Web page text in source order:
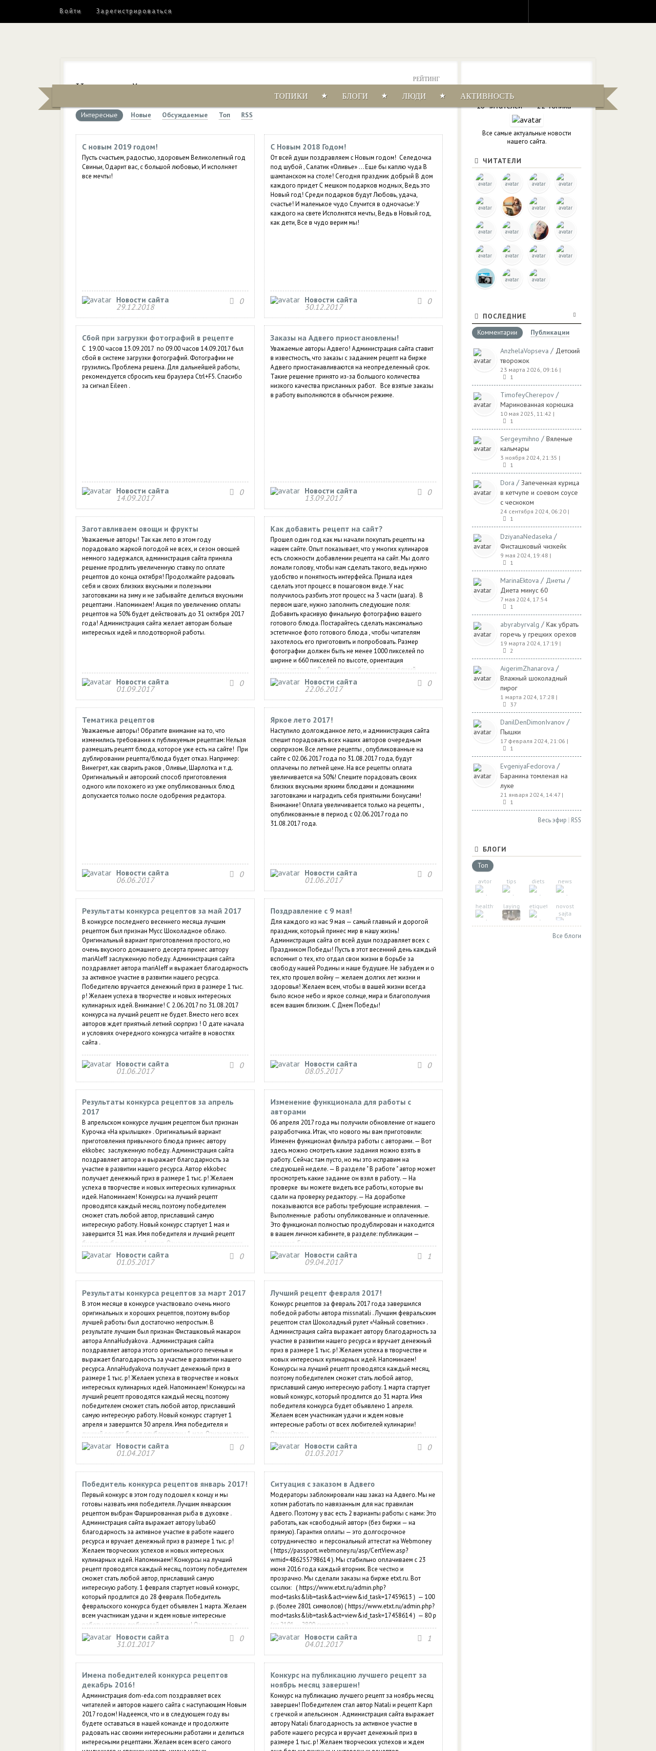
Войти Зарегистрироваться
ТОПИКИ БЛОГИ ЛЮДИ АКТИВНОСТЬ
РЕЙТИНГ
0.00
Новости сайта
Интересные Новые Обсуждаемые Топ RSS
С новым 2019 годом!
Пусть счастьем, радостью, здоровьем Великолепный год
Свиньи, Одарит вас, с большой любовью, И исполняет
все мечты!
Новости сайта
29.12.2018
0
С Новым 2018 Годом!
От всей души поздравляем с Новым годом! Селедочка
под шубой , Салатик «Оливье» ... Еще бы каплю чуда В
шампанском на столе! Сегодня праздник добрый В дом
каждого придет С мешком подарков модных, Ведь это
Новый год! Среди подарков будут Любовь, удача,
счастье! И маленькое чудо Случится в одночасье: У
каждого на свете Исполнятся мечты, Ведь в Новый год,
как дети, Все в чудо верим мы!
Новости сайта
30.12.2017
0
Сбой при загрузки фотографий в рецепте
С 19.00 часов 13.09.2017 по 09.00 часов 14.09.2017 был
сбой в системе загрузки фотографий. Фотографии не
грузились. Проблема решена. Для дальнейшей работы,
рекомендуется сбросить кеш браузера Ctrl+F5. Спасибо
за сигнал Eileen .
Новости сайта
14.09.2017
0
Заказы на Адвего приостановлены!
Уважаемые авторы Адвего! Администрация сайта ставит
в известность, что заказы с заданием рецепт на бирже
Адвего приостанавливаются на неопределенный срок.
Такие решение принято из-за большого количества
низкого качества присланных работ. Все взятые заказы
в работу выполняются в обычном режиме.
Новости сайта
13.09.2017
0
Заготавливаем овощи и фрукты
Уважаемые авторы! Так как лето в этом году
порадовало жаркой погодой не всех, и сезон овощей
немного задержался, администрация сайта приняла
решение продлить увеличенную ставку по оплате
рецептов до конца октября! Продолжайте радовать
себя и своих близких вкусными и полезными
заготовками на зиму и не забывайте делиться вкусными
рецептами . Напоминаем! Акция по увеличению оплаты
рецептов на 50% будет действовать до 31 октября 2017
года! Администрация сайта желает авторам больше
интересных идей и плодотворной работы.
Новости сайта
01.09.2017
0
Как добавить рецепт на сайт?
Прошел один год как мы начали покупать рецепты на
нашем сайте. Опыт показывает, что у многих кулинаров
есть сложности добавлении рецепта на сайт. Мы долго
ломали голову, чтобы нам сделать такого, ведь нужно
удобство и понятность интерфейса. Пришла идея
сделать этот процесс в пошаговом виде. У нас
получилось разбить этот процесс на 3 части (шага). В
первом шаге, нужно заполнить следующие поля:
Добавить красивую финальную фотографию вашего
готового блюда. Постарайтесь сделать максимально
эстетичное фото готового блюда , чтобы читателям
захотелось его приготовить и попробовать. Размер
фотографии должен быть не менее 1000 пикселей по
ширине и 660 пикселей по высоте, ориентация
горизонтальная Выберите наиболее подходящий
раздел для вашего рецепта, чтобы читателю было легко
его найти. Придумайте интересное название рецепта ,
Новости сайта
22.06.2017
0
Тематика рецептов
Уважаемые авторы! Обратите внимание на то, что
изменились требования к публикуемым рецептам: Нельзя
размещать рецепт блюда, которое уже есть на сайте! При
дублировании рецепта/блюда будет отказ. Например:
Винегрет, как сварить раков , Оливье, Шарлотка и т.д.
Оригинальный и авторский способ приготовления
одного или похожего из уже опубликованных блюд
допускается только после одобрения редактора.
Новости сайта
06.06.2017
0
Яркое лето 2017!
Наступило долгожданное лето, и администрация сайта
спешит порадовать всех наших авторов очередным
сюрпризом. Все летние рецепты , опубликованные на
сайте с 02.06.2017 года по 31.08.2017 года, будут
оплачены по летней цене. На все рецепты оплата
увеличивается на 50%! Спешите порадовать своих
близких вкусными яркими блюдами и домашними
заготовками и наградить себя приятными бонусами!
Внимание! Оплата увеличивается только на рецепты ,
опубликованные в период с 02.06.2017 года по
31.08.2017 года.
Новости сайта
01.06.2017
0
Результаты конкурса рецептов за май 2017
В конкурсе последнего весеннего месяца лучшим
рецептом был признан Мусс Шоколадное облако.
Оригинальный вариант приготовления простого, но
очень вкусного домашнего десерта принес автору
mariAleff заслуженную победу. Администрация сайта
поздравляет автора mariAleff и выражает благодарность
за активное участие в развитии нашего ресурса.
Победителю вручается денежный приз в размере 1 тыс.
р! Желаем успеха в творчестве и новых интересных
кулинарных идей. Внимание! С 2.06.2017 по 31.08.2017
конкурса на лучший рецепт не будет. Вместо него всех
авторов ждет приятный летний сюрприз ! О дате начала
и условиях очередного конкурса читайте в новостях
сайта .
Новости сайта
01.06.2017
0
Поздравление с 9 мая!
Для каждого из нас 9 мая — самый главный и дорогой
праздник, который принес мир в нашу жизнь!
Администрация сайта от всей души поздравляет всех с
Праздником Победы! Пусть в этот весенний день каждый
вспомнит о тех, кто отдал свои жизни в борьбе за
свободу нашей Родины и наше будущее. Не забудем и о
тех, кто прошел войну — желаем долгих лет жизни и
здоровья! Желаем всем, чтобы в вашей жизни всегда
было ясное небо и яркое солнце, мира и благополучия
всем вашим близким. С Днем Победы!
Новости сайта
08.05.2017
0
Результаты конкурса рецептов за апрель
2017
В апрельском конкурсе лучшим рецептом был признан
Курочка «На крылышке» . Оригинальный вариант
приготовления привычного блюда принес автору
ekkobec заслуженную победу. Администрация сайта
поздравляет автора и выражает благодарность за
участие в развитии нашего ресурса. Автор ekkobec
получает денежный приз в размере 1 тыс. р! Желаем
успеха в творчестве и новых интересных кулинарных
идей. Напоминаем! Конкурсы на лучший рецепт
проводятся каждый месяц, поэтому победителем
сможет стать любой автор, приславший самую
интересную работу. Новый конкурс стартует 1 мая и
завершится 31 мая. Имя победителя и лучший рецепт
будут опубликованы 1 июня. Ознакомьтесь с условиями
участия в нашем конкурсе.
Новости сайта
01.05.2017
0
Изменение функционала для работы с
авторами
06 апреля 2017 года мы получили обновление от нашего
разработчика. Итак, что нового мы вам приготовили:
Изменен функционал фильтра работы с авторами. — Вот
здесь можно смотреть какие задания можно взять в
работу. Сейчас там пусто, но мы это исправим на
следующей неделе. — В разделе " В работе " автор может
просмотреть какие задание он взял в работу. — На
проверке вы можете видеть все работы, которые вы
сдали на проверку редактору. — На доработке
показываются все работы требующие исправления. —
Выполненные работы опубликованные и оплаченные.
Это функционал полностью продублирован и находится
в вашем личном кабинете, в разделе: публикации —
задания. Если вы хотите постоянно получать
информацию о новом задании, то можно на него
подписаться в личном кабинете в разделе Настройки
сайта Исправление багов. Для просмотра всего
функционала нужно...
Новости сайта
09.04.2017
1
Результаты конкурса рецептов за март 2017
В этом месяце в конкурсе участвовало очень много
оригинальных и хороших рецептов, поэтому выбор
лучшей работы был достаточно непростым. В
результате лучшим был признан Фисташковый макарон
автора AnnaHudyakova . Администрация сайта
поздравляет автора этого оригинального печенья и
выражает благодарность за участие в развитии нашего
ресурса. AnnaHudyakova получает денежный приз в
размере 1 тыс. р! Желаем успеха в творчестве и новых
интересных кулинарных идей. Напоминаем! Конкурсы на
лучший рецепт проводятся каждый месяц, поэтому
победителем сможет стать любой автор, приславший
самую интересную работу. Новый конкурс стартует 1
апреля и завершится 30 апреля. Имя победителя и
лучший рецепт будут опубликованы 1 мая. Ознакомьтесь
с условиями участия в нашем конкурсе.
Новости сайта
01.04.2017
0
Лучший рецепт февраля 2017!
Конкурс рецептов за февраль 2017 года завершился
победой работы автора missnatali . Лучшим февральским
рецептом стал Шоколадный рулет «Чайный советник» .
Администрация сайта выражает автору благодарность за
участие в развитии нашего ресурса и вручает денежный
приз в размере 1 тыс. р! Желаем успеха в творчестве и
новых интересных кулинарных идей. Напоминаем!
Конкурсы на лучший рецепт проводятся каждый месяц,
поэтому победителем сможет стать любой автор,
приславший самую интересную работу. 1 марта стартует
новый конкурс, который продлится до 31 марта. Имя
победителя конкурса будет объявлено 1 апреля.
Желаем всем участникам удачи и ждем новые
интересные работы от всех любителей кулинарии!
Ознакомьтесь с условиями участия в нашем конкурсе.
Новости сайта
01.03.2017
0
Победитель конкурса рецептов январь 2017!
Первый конкурс в этом году подошел к концу и мы
готовы назвать имя победителя. Лучшим январским
рецептом выбран Фаршированная рыба в духовке .
Администрация сайта выражает автору luba60
благодарность за активное участие в работе нашего
ресурса и вручает денежный приз в размере 1 тыс. р!
Желаем творческих успехов и новых интересных
кулинарных идей. Напоминаем! Конкурсы на лучший
рецепт проводятся каждый месяц, поэтому победителем
сможет стать любой автор, приславший самую
интересную работу. 1 февраля стартует новый конкурс,
который продлится до 28 февраля. Победитель
февральского конкурса будет объявлен 1 марта. Желаем
всем участникам удачи и ждем новые интересные
работы от всех любителей кулинарии! Ознакомьтесь с
условиями участия в нашем конкурсе.
Новости сайта
31.01.2017
0
Ситуация с заказом в Адвего
Модераторы заблокировали наш заказ на Адвего. Мы не
хотим работать по навязанным для нас правилам
Адвего. Поэтому у вас есть 2 варианты работы с нами: Это
работать, как «свободный автор» (без биржи — на
прямую). Гарантия оплаты — это долгосрочное
сотрудничество и персональный аттестат на Webmoney
( https://passport.webmoney.ru/asp/CertView.asp?
wmid=486255798614 ). Мы стабильно оплачиваем с 23
июня 2016 года каждый вторник. Все честно и
прозрачно. Мы сделали заказы на бирже etxt.ru. Вот
ссылки: ( https://www.etxt.ru/admin.php?
mod=tasks&lib=task&act=view&id_task=17459613 ) — 100
р. (более 2801 символов) ( https://www.etxt.ru/admin.php?
mod=tasks&lib=task&act=view&id_task=17458614 ) — 80 р
(от 2101 — 2800 символов.)
( https://www.etxt.ru/admin.php?
mod=tasks&lib=task&act=view&id_task=17458764 ) — 60
Новости сайта
04.01.2017
1
Имена победителей конкурса рецептов
декабрь 2016!
Администрация dom-eda.com поздравляет всех
читателей и авторов нашего сайта с наступающим Новым
2017 годом! Надеемся, что и в следующем году вы
будете оставаться в нашей команде и продолжите
радовать нас своими интересными работами и делиться
интересными рецептами. Желаем всем всего самого
Конкурс на публикацию лучшего рецепт за
ноябрь месяц завершен!
Конкурс на публикацию лучшего рецепт за ноябрь месяц
завершен! Победителем стал автор Natali и рецепт Карп
с гречкой и апельсином . Администрация сайта выражает
автору Natali благодарность за активное участие в
работе нашего ресурса и вручает денежный приз в
размере 1 тыс. р! Желаем творческих успехов и ждем
18 читателей 22 топика
Все самые актуальные новости
нашего сайта.
ЧИТАТЕЛИ
ПОСЛЕДНИЕ
Комментарии
Публикации
AnzhelaVopseva / Детский
творожок
23 марта 2026, 09:16 |
1
TimofeyCherepov /
Маринованная корюшка
10 мая 2025, 11:42 |
1
Sergeymihno / Вяленые
кальмары
3 ноября 2024, 21:35 |
1
Dora / Запеченная курица
в кетчупе и соевом соусе
с чесноком
24 сентября 2024, 06:20 |
1
DziyanaNedaseka /
Фисташковый чизкейк
9 мая 2024, 19:48 |
1
MarinaEktova / Диеты /
Диета минус 60
7 мая 2024, 17:54
1
abyrabyrvalg / Как убрать
горечь у грецких орехов
19 марта 2024, 17:19 |
2
AigerimZhanarova /
Влажный шоколадный
пирог
1 марта 2024, 17:28 |
37
DanilDenDimonIvanov /
Пышки
17 февраля 2024, 21:06 |
1
EvgeniyaFedorova /
Баранина томленая на
луке
21 января 2024, 14:47 |
1
Весь эфир | RSS
БЛОГИ
Топ
avtor tips diets news
healthy_eating
laying etiquette
novosti-
sajta
Все блоги